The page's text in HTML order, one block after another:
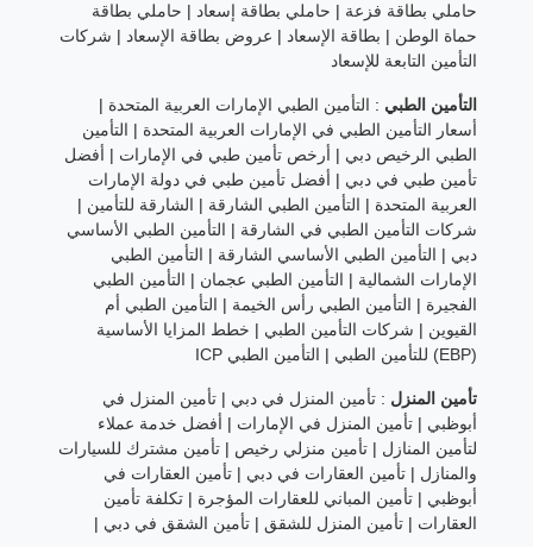
حاملي بطاقة فزعة | حاملي بطاقة إسعاد | حاملي بطاقة
حماة الوطن | بطاقة الإسعاد | عروض بطاقة الإسعاد | شركات
التأمين التابعة للإسعاد
التأمين الطبي : التأمين الطبي الإمارات العربية المتحدة |
أسعار التأمين الطبي في الإمارات العربية المتحدة | التأمين
الطبي الرخيص دبي | أرخص تأمين طبي في الإمارات | أفضل
تأمين طبي في دبي | أفضل تأمين طبي في دولة الإمارات
العربية المتحدة | التأمين الطبي الشارقة | الشارقة للتأمين |
شركات التأمين الطبي في الشارقة | التأمين الطبي الأساسي
دبي | التأمين الطبي الأساسي الشارقة | التأمين الطبي
الإمارات الشمالية | التأمين الطبي عجمان | التأمين الطبي
الفجيرة | التأمين الطبي رأس الخيمة | التأمين الطبي أم
القيوين | شركات التأمين الطبي | خطط المزايا الأساسية
(EBP) للتأمين الطبي
| التأمين الطبي ICP
تأمين المنزل :تأمين المنزل في دبي |تأمين المنزل في
أبوظبي |تأمين المنزل في الإمارات | أفضل خدمة عملاء
لتأمين المنازل |تأمين منزلي رخيص |تأمين مشترك للسيارات
والمنازل |تأمين العقارات في دبي |تأمين العقارات في
أبوظبي |تأمين المباني للعقارات المؤجرة |تكلفة تأمين
العقارات |تأمين المنزل للشقق |تأمين الشقق في دبي |